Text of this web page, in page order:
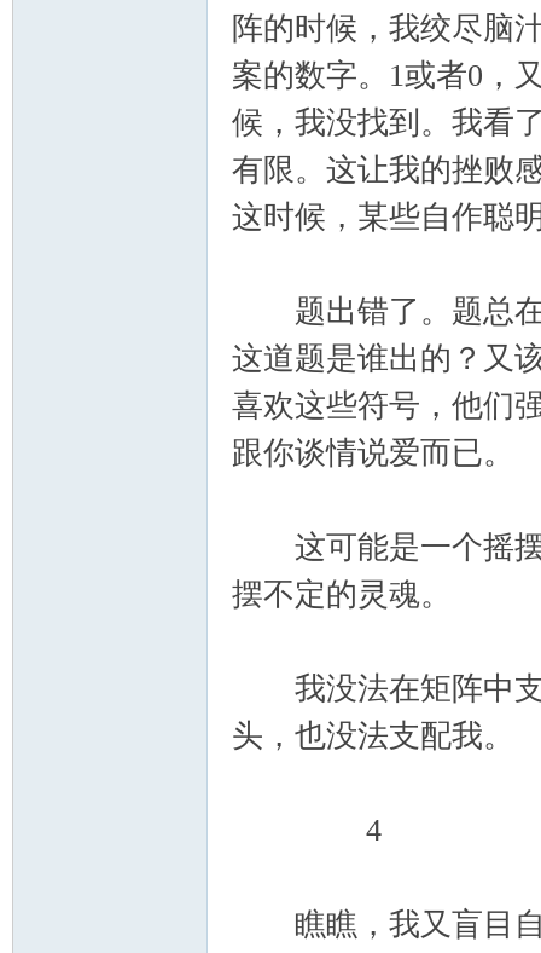
阵的时候，我绞尽脑
案的数字。1或者0，
候，我没找到。我看
有限。这让我的挫败
这时候，某些自作聪
题出错了。题总在
这道题是谁出的？又
喜欢这些符号，他们
跟你谈情说爱而已。
这可能是一个摇摆
摆不定的灵魂。
我没法在矩阵中支
头，也没法支配我。
4
瞧瞧，我又盲目自